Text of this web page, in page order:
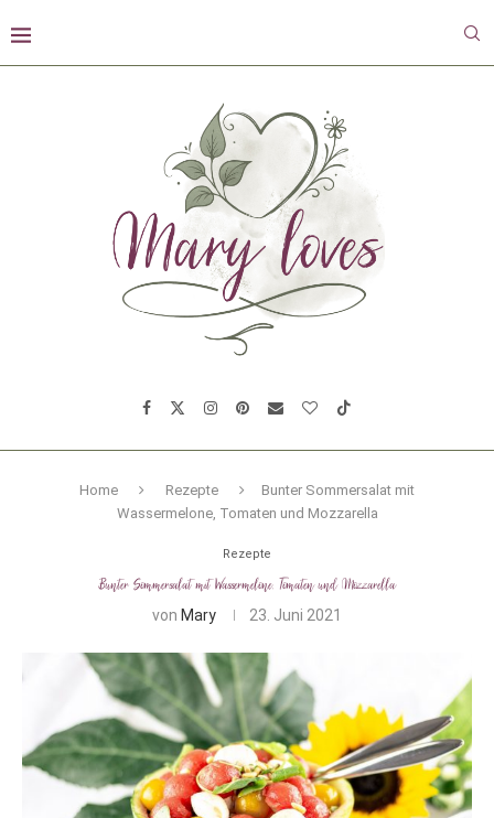
Home Rezepte
Bunter Sommersalat mit
Wassermelone, Tomaten und Mozzarella
Rezepte
Bunter Sommersalat mit Wassermelone, Tomaten und Mozzarella
von Mary 23. Juni 2021